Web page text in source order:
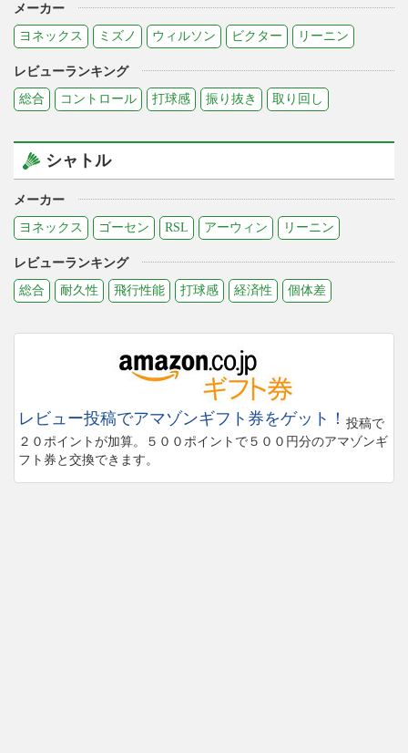
メーカー
ヨネックス
ミズノ ウィルソン ビクター リーニン
レビューランキング
総合
コントロール 打球感 振り抜き 取り回し
シャトル
メーカー
ヨネックス
ゴーセン RSL アーウィン リーニン
レビューランキング
総合
耐久性 飛行性能 打球感 経済性 個体差
レビュー投稿でアマゾンギフト券をゲット！ 投稿で
２０ポイントが加算。５００ポイントで５００円分のアマゾンギ
フト券と交換できます。